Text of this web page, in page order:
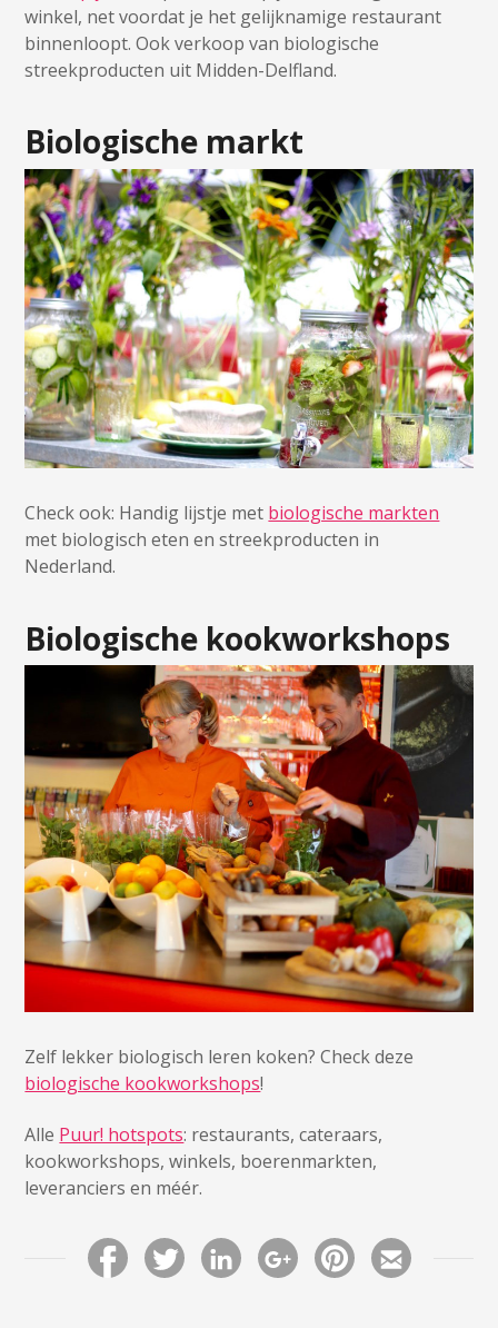
winkel, net voordat je het gelijknamige restaurant
binnenloopt. Ook verkoop van biologische
streekproducten uit Midden-Delfland.
Biologische markt
Check ook: Handig lijstje met biologische markten
met biologisch eten en streekproducten in
Nederland.
Biologische kookworkshops
Zelf lekker biologisch leren koken? Check deze
biologische kookworkshops!
Alle Puur! hotspots: restaurants, cateraars,
kookworkshops, winkels, boerenmarkten,
leveranciers en méér.